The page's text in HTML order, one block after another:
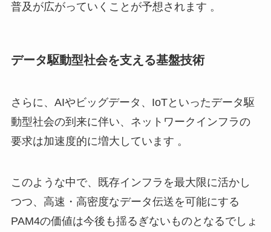
普及が広がっていくことが予想されます 。
データ駆動型社会を支える基盤技術
さらに、AIやビッグデータ、IoTといったデータ駆
動型社会の到来に伴い、ネットワークインフラの
要求は加速度的に増大しています 。
このような中で、既存インフラを最大限に活かし
つつ、高速・高密度なデータ伝送を可能にする
PAM4の価値は今後も揺るぎないものとなるでしょ